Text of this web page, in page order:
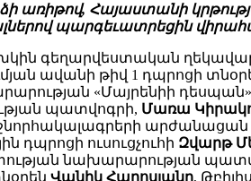
Հայաստանի
պարգեւատրեցին վիրահայ
գեղարվեստական
ավանի թիվ 1 դպրոցի
«Մայրենիի
պատվոգրի, Մառա
արժանացան
դպրոցի ուսուցչուհի Զվարթ
նախարարության
Վանիկ Հարոսյանը,